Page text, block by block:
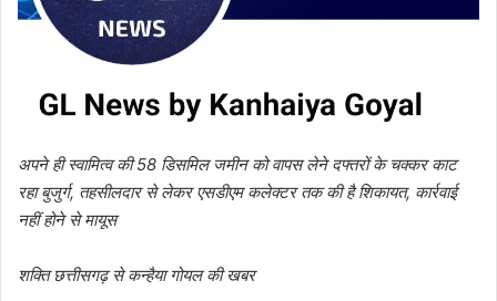
अपने ही स्वामित्व की 58 डिसमिल जमीन को वापस लेने दफ्तरों के चक्कर काट
रहा बुजुर्ग, तहसीलदार से लेकर एसडीएम कलेक्टर तक की है शिकायत, कार्रवाई
नहीं होने से मायूस
शक्ति छत्तीसगढ़ से कन्हैया गोयल की खबर